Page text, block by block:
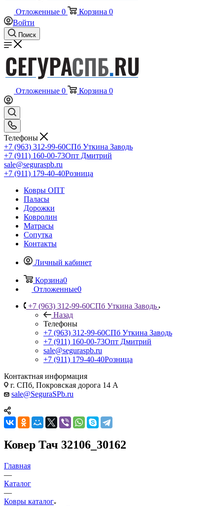
Отложенные 0 Корзина 0
Войти
Поиск
Отложенные 0 Корзина 0
Телефоны
+7 (963) 312-99-60СПб Уткина Заводь
+7 (911) 160-00-73Опт Дмитрий
sale@seguraspb.ru
+7 (911) 179-40-40Розница
Ковры ОПТ
Паласы
Дорожки
Ковролин
Матрасы
Сопутка
Контакты
Личный кабинет
Корзина0
Отложенные0
+7 (963) 312-99-60СПб Уткина Заводь
Назад
Телефоны
+7 (963) 312-99-60СПб Уткина Заводь
+7 (911) 160-00-73Опт Дмитрий
sale@seguraspb.ru
+7 (911) 179-40-40Розница
Контактная информация
г. СПб, Покровская дорога 14 А
sale@SeguraSPb.ru
Ковер Тач 32106_30162
Главная
—
Каталог
—
Ковры каталог